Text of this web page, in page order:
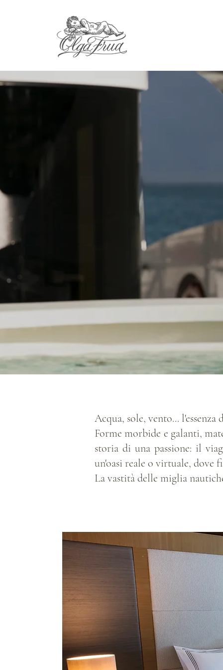
Acqua, sole, vento... l'essenza
Forme morbide e galanti,
storia di una passione: il
un'oasi reale o virtuale, dove
La vastità delle miglia